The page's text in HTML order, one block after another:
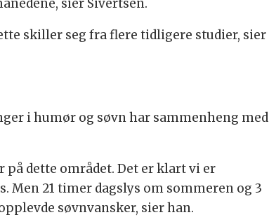
sier Sivertsen.
skiller seg fra flere tidligere studier, sier
i humør og søvn har sammenheng med
dette området. Det er klart vi er
Men 21 timer dagslys om sommeren og 3
søvnvansker, sier han.